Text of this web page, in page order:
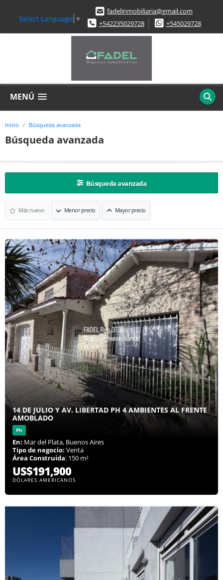
Select Language ▼
fadelinmobiliaria@gmail.com
+542235029728
+545029728
MENÚ
Inicio Búsqueda avanzada
Búsqueda avanzada
Búsqueda avanzada
Más nuevo Menor precio Mayor precio
14 DE JULIO Y AV. LIBERTAD PH 4 AMBIENTES AL FRENTE
AMOBLADO
Ph
En: Mar del Plata, Buenos Aires
Tipo de negocio: Venta
Área Construida: 150 m²
US$191,900
DÓLARES AMERICANOS